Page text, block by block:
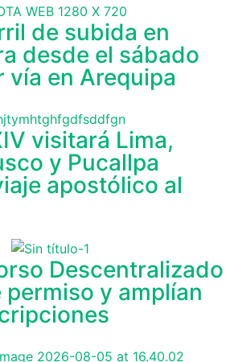
de subida en
desde el sábado
vía en Arequipa
visitará Lima,
y Pucallpa
apostólico al
Descentralizado
y amplían